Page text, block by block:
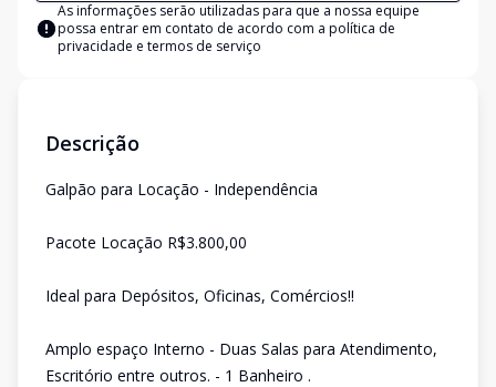
As informações serão utilizadas para que a nossa equipe
possa entrar em contato de acordo com a política de
privacidade e termos de serviço
Descrição
Galpão para Locação - Independência
Pacote Locação R$3.800,00
Ideal para Depósitos, Oficinas, Comércios!!
Amplo espaço Interno - Duas Salas para Atendimento,
Escritório entre outros. - 1 Banheiro .